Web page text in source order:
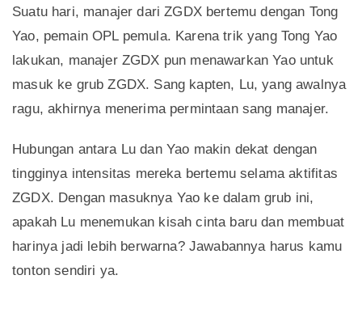
Suatu hari, manajer dari ZGDX bertemu dengan Tong
Yao, pemain OPL pemula. Karena trik yang Tong Yao
lakukan, manajer ZGDX pun menawarkan Yao untuk
masuk ke grub ZGDX. Sang kapten, Lu, yang awalnya
ragu, akhirnya menerima permintaan sang manajer.
Hubungan antara Lu dan Yao makin dekat dengan
tingginya intensitas mereka bertemu selama aktifitas
ZGDX. Dengan masuknya Yao ke dalam grub ini,
apakah Lu menemukan kisah cinta baru dan membuat
harinya jadi lebih berwarna? Jawabannya harus kamu
tonton sendiri ya.